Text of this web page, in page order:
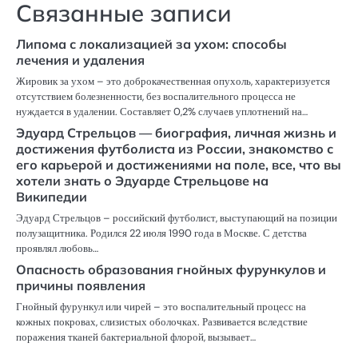
Связанные записи
Липома с локализацией за ухом: способы
лечения и удаления
Жировик за ухом – это доброкачественная опухоль, характеризуется
отсутствием болезненности, без воспалительного процесса не
нуждается в удалении. Составляет 0,2% случаев уплотнений на…
Эдуард Стрельцов — биография, личная жизнь и
достижения футболиста из России, знакомство с
его карьерой и достижениями на поле, все, что вы
хотели знать о Эдуарде Стрельцове на
Википедии
Эдуард Стрельцов – российский футболист, выступающий на позиции
полузащитника. Родился 22 июля 1990 года в Москве. С детства
проявлял любовь…
Опасность образования гнойных фурункулов и
причины появления
Гнойный фурункул или чирей – это воспалительный процесс на
кожных покровах, слизистых оболочках. Развивается вследствие
поражения тканей бактериальной флорой, вызывает…